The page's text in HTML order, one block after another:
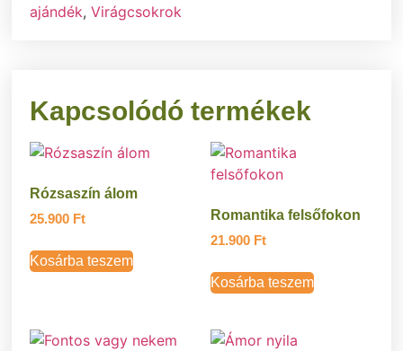
ajándék,Virágcsokrok
Kapcsolódó termékek
Rózsaszín álom
25.900 Ft
Kosárba teszem
Romantika felsőfokon
21.900 Ft
Kosárba teszem